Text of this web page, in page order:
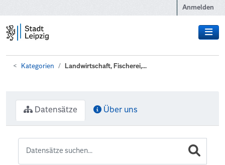
Anmelden
Kategorien Landwirtschaft, Fischerei,...
Datensätze Über uns